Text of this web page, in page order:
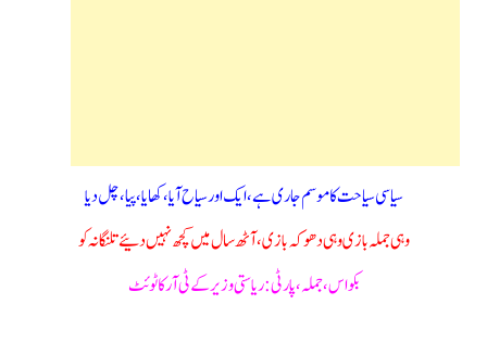
سیاسی سیاحت کا موسم جاری ہے،ایک اور سیاح آیا،کھایا،پیا،چل دیا
وہی جملہ بازی وہی دھوکہ بازی، آٹھ سال میں کچھ نہیں دئیے تلنگانہ کو
بکواس،جملہ،پارٹی: ریاستی وزیر کے ٹی آر کا ٹوئٹ